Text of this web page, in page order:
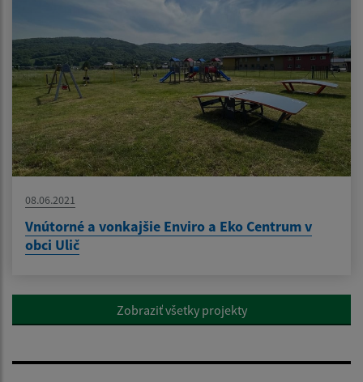
08.06.2021
Vnútorné a vonkajšie Enviro a Eko Centrum v
obci Ulič
Zobraziť všetky projekty